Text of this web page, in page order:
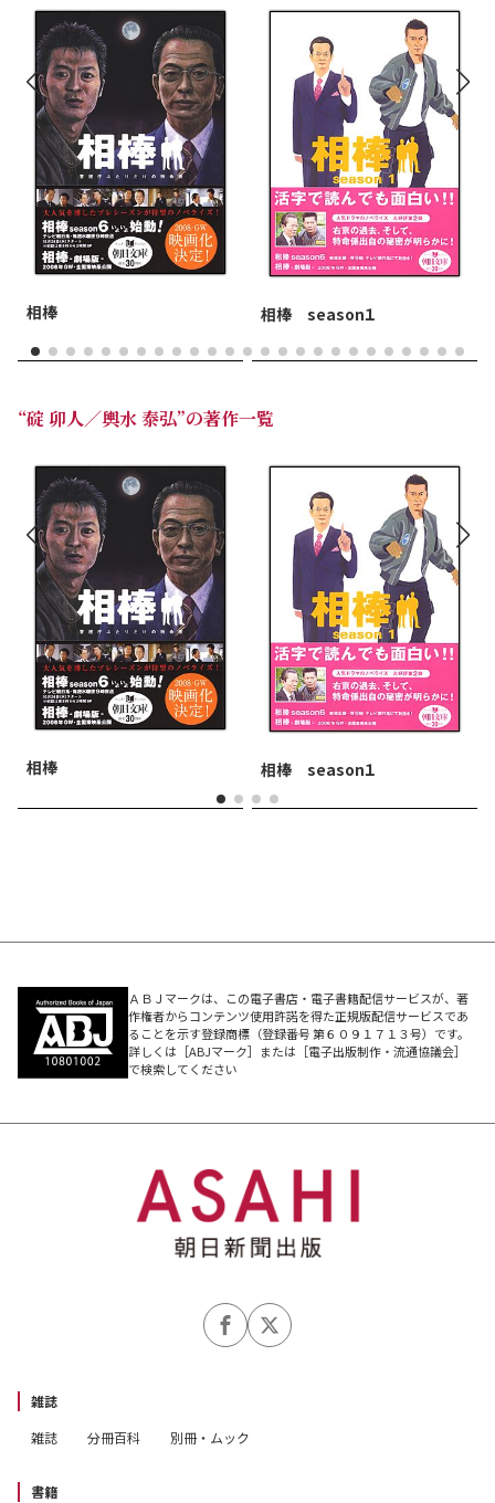
相棒 相棒 season１
“碇 卯人／輿水 泰弘”の著作一覧
相棒 相棒 season１
ＡＢＪマークは、この電子書店・電子書籍配信サービスが、著
作権者からコンテンツ使用許諾を得た正規版配信サービスであ
ることを示す登録商標（登録番号 第６０９１７１３号）です。
詳しくは［ABJマーク］または［電子出版制作・流通協議会］
で検索してください
雑誌
雑誌
分冊百科 別冊・ムック
書籍